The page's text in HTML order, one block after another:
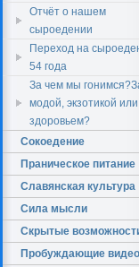
Отчёт о нашем
сыроедении
Переход на
54 года
За чем мы
модой, экзотикой или
здоровьем?
Cокоедение
Праническое питание
Славянская культура
Сила мысли
Скрытые
Пробуждающие видео